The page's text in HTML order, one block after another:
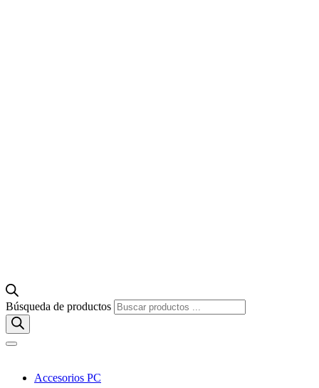
Búsqueda de productos
Accesorios PC